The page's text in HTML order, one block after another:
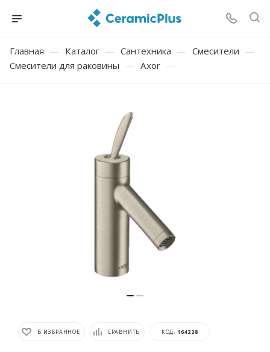
Главная — Каталог — Сантехника — Смесители —
Смесители для раковины — Axor —
В ИЗБРАННОЕ СРАВНИТЬ КОД: 164228